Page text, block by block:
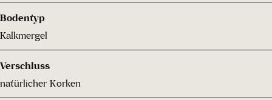
Bodentyp
Kalkmergel
Verschluss
natürlicher Korken